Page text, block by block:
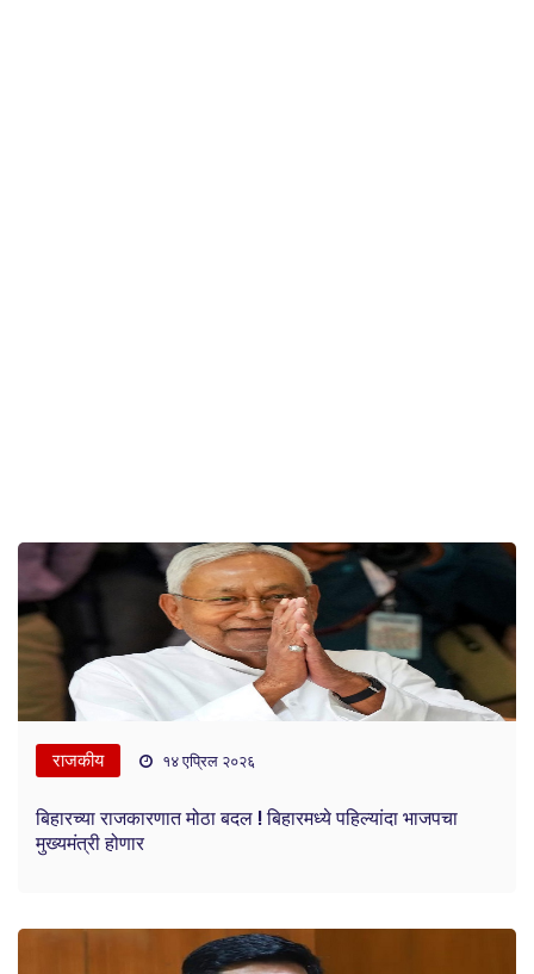
राजकीय १४ एप्रिल २०२६
बिहारच्या राजकारणात मोठा बदल ! बिहारमध्ये पहिल्यांदा भाजपचा
मुख्यमंत्री होणार